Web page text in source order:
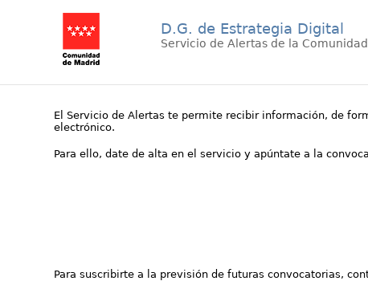
D.G. de Estrategia Digital
Servicio de Alertas de la
El Servicio de Alertas te permite recibir información, de
electrónico.
Para ello, date de alta en el servicio y apúntate a la
Para suscribirte a la previsión de futuras convocatorias,